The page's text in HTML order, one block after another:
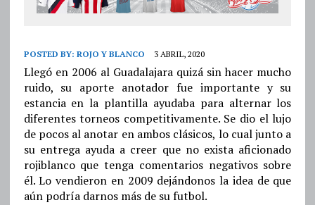
POSTED BY: ROJO Y BLANCO 3 ABRIL, 2020
Llegó en 2006 al Guadalajara quizá sin hacer mucho
ruido, su aporte anotador fue importante y su
estancia en la plantilla ayudaba para alternar los
diferentes torneos competitivamente. Se dio el lujo
de pocos al anotar en ambos clásicos, lo cual junto a
su entrega ayuda a creer que no exista aficionado
rojiblanco que tenga comentarios negativos sobre
él. Lo vendieron en 2009 dejándonos la idea de que
aún podría darnos más de su futbol.